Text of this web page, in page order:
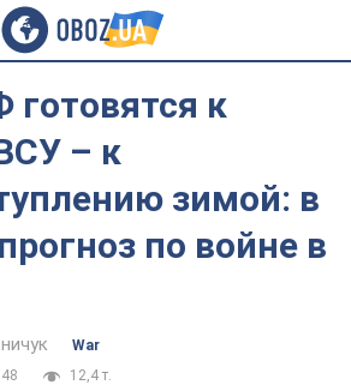
готовятся к
– к
зимой: в
по войне в
War
12,4 т.